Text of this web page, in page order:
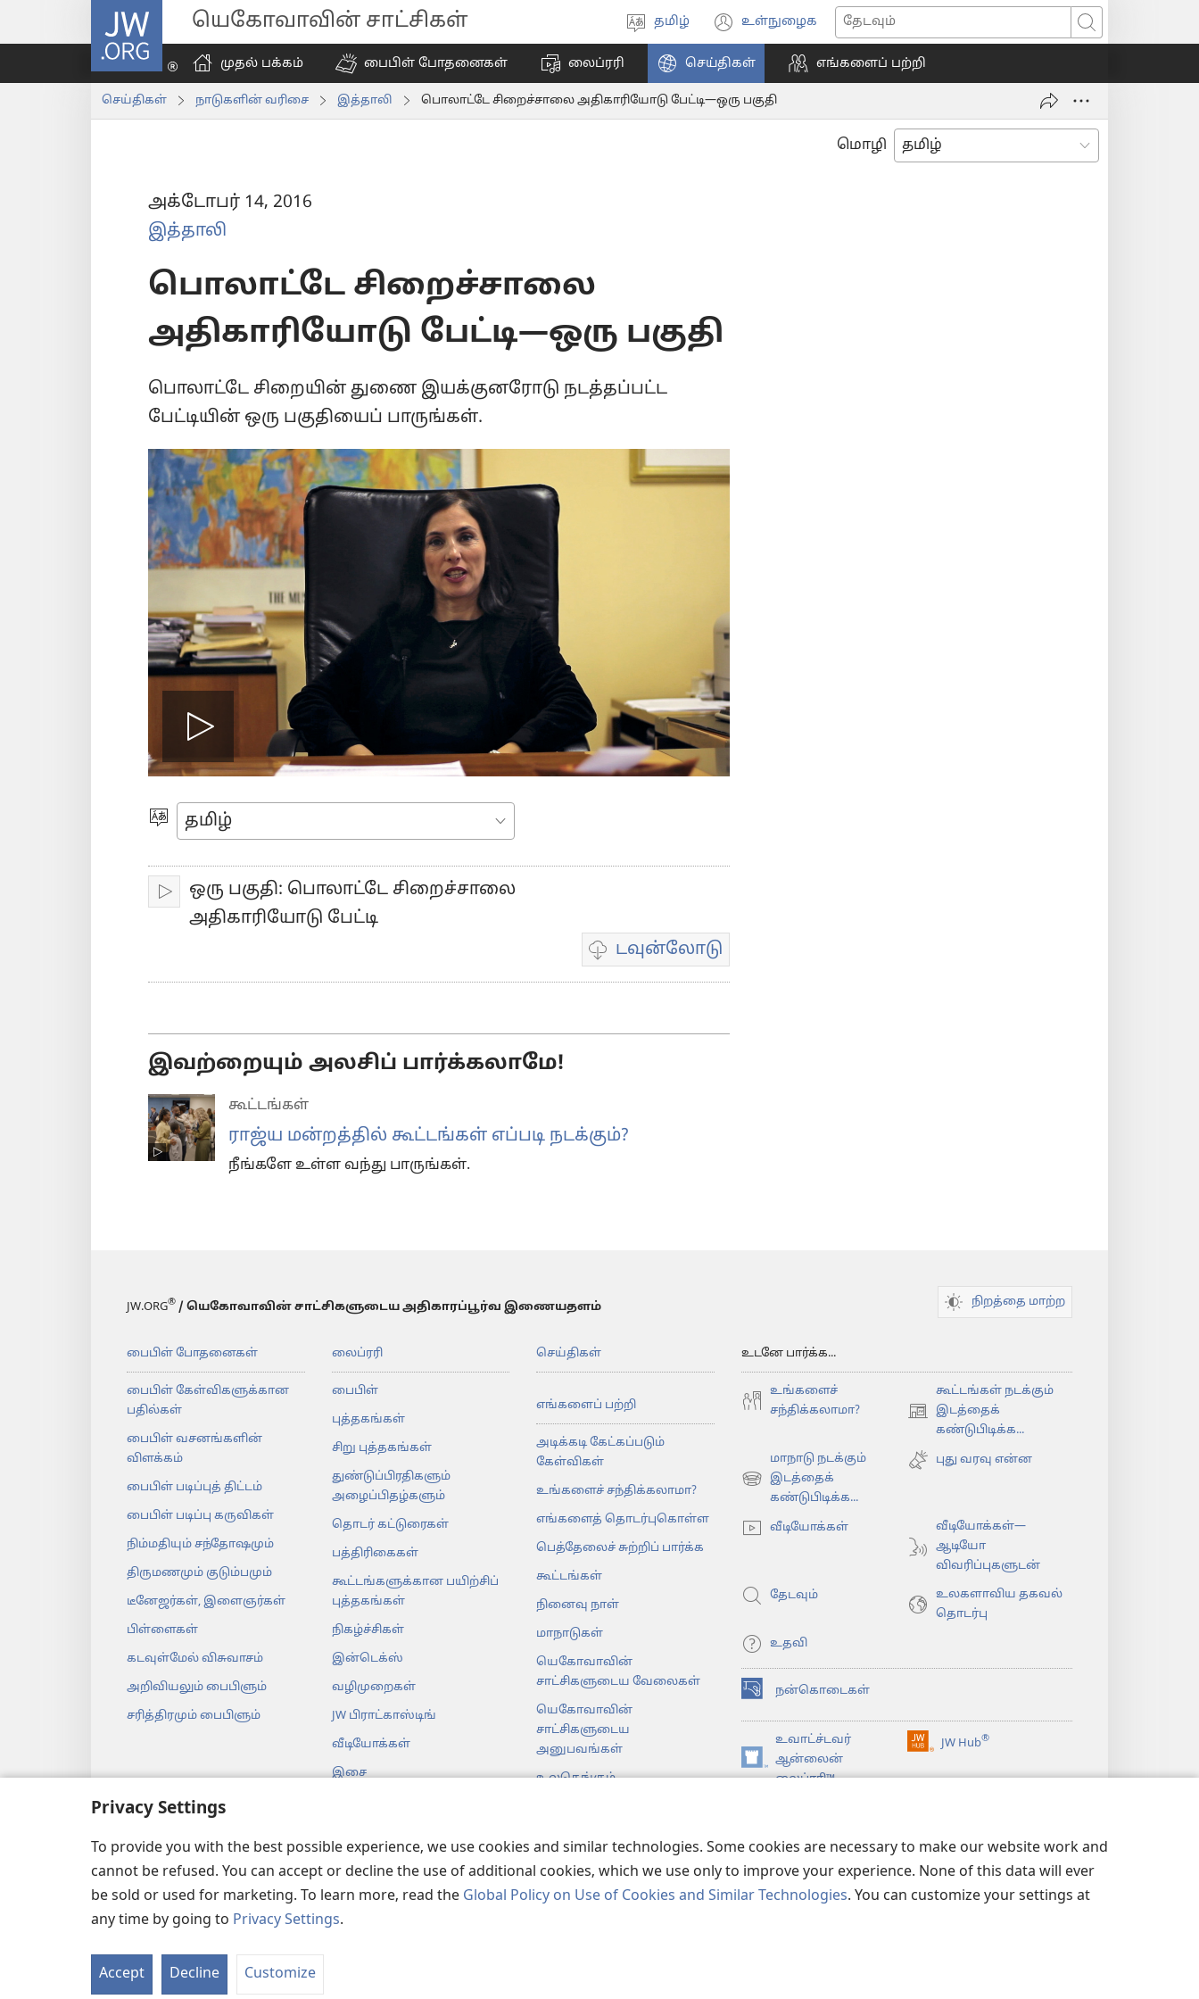
Privacy Settings
To provide you with the best possible experience, we use cookies and similar technologies. Some cookies are necessary to make our website work and
cannot be refused. You can accept or decline the use of additional cookies, which we use only to improve your experience. None of this data will ever
be sold or used for marketing. To learn more, read the Global Policy on Use of Cookies and Similar Technologies. You can customize your settings at
any time by going to Privacy Settings.
Accept Decline Customize
JW.ORG யெகோவாவின் சாட்சிகள்
மொழியை
தேர்ந்தெடுங்கள்
தமிழ் உள்நுழைக
(opens
window)
தேடவும்
முதல் பக்கம் பைபிள் போதனைகள் லைப்ரரி செய்திகள் எங்களைப் பற்றி
செய்திகள் நாடுகளின் வரிசை இத்தாலி பொலாட்டே சிறைச்சாலை அதிகாரியோடு பேட்டி—ஒரு பகுதி
மொழி
அக்டோபர் 14, 2016
இத்தாலி
பொலாட்டே சிறைச்சாலை
அதிகாரியோடு பேட்டி—ஒரு பகுதி
பொலாட்டே சிறையின் துணை இயக்குனரோடு நடத்தப்பட்ட
பேட்டியின் ஒரு பகுதியைப் பாருங்கள்.
Play
video
மொழியை
இயக்கவும்
ஒரு பகுதி: பொலாட்டே சிறைச்சாலை
அதிகாரியோடு பேட்டி
டவுன்லோடு
வீடியோ
இவற்றையும் அலசிப் பார்க்கலாமே!
கூட்டங்கள்
ராஜ்ய மன்றத்தில் கூட்டங்கள் எப்படி நடக்கும்?
நீங்களே உள்ள வந்து பாருங்கள்.
JW.ORG® / யெகோவாவின் சாட்சிகளுடைய அதிகாரப்பூர்வ இணையதளம் நிறத்தை மாற்ற
பைபிள் போதனைகள்
பைபிள் கேள்விகளுக்கான
பதில்கள்
பைபிள் வசனங்களின்
விளக்கம்
பைபிள் படிப்புத் திட்டம்
பைபிள் படிப்பு கருவிகள்
நிம்மதியும் சந்தோஷமும்
திருமணமும் குடும்பமும்
டீனேஜர்கள், இளைஞர்கள்
பிள்ளைகள்
கடவுள்மேல் விசுவாசம்
அறிவியலும் பைபிளும்
சரித்திரமும் பைபிளும்
லைப்ரரி
பைபிள்
புத்தகங்கள்
சிறு புத்தகங்கள்
துண்டுப்பிரதிகளும்
அழைப்பிதழ்களும்
தொடர் கட்டுரைகள்
பத்திரிகைகள்
கூட்டங்களுக்கான பயிற்சிப்
புத்தகங்கள்
நிகழ்ச்சிகள்
இன்டெக்ஸ்
வழிமுறைகள்
JW பிராட்காஸ்டிங்
வீடியோக்கள்
இசை
வாசிப்பு
செய்திகள்
எங்களைப் பற்றி
அடிக்கடி கேட்கப்படும்
கேள்விகள்
உங்களைச் சந்திக்கலாமா?
எங்களைத் தொடர்புகொள்ள
பெத்தேலைச் சுற்றிப் பார்க்க
கூட்டங்கள்
நினைவு நாள்
மாநாடுகள்
யெகோவாவின்
சாட்சிகளுடைய வேலைகள்
யெகோவாவின்
சாட்சிகளுடைய
அனுபவங்கள்
உலகெங்கும்
உடனே பார்க்க...
உங்களைச்
சந்திக்கலாமா?
கூட்டங்கள் நடக்கும்
இடத்தைக்
கண்டுபிடிக்க...
(opens
window)
மாநாடு நடக்கும்
இடத்தைக்
கண்டுபிடிக்க...
(opens
window)
புது வரவு என்ன
வீடியோக்கள்
வீடியோக்கள்—
ஆடியோ
விவரிப்புகளுடன்
தேடவும்
உலகளாவிய தகவல்
தொடர்பு
உதவி
நன்கொடைகள்
(opens
new
window)உவாட்ச்டவர்
ஆன்லைன்
லைப்ரரி™
(opens
JW Hub®
(opens
Copyright © 2026 Watch Tower Bible and Tract Society of Pennsylvania.